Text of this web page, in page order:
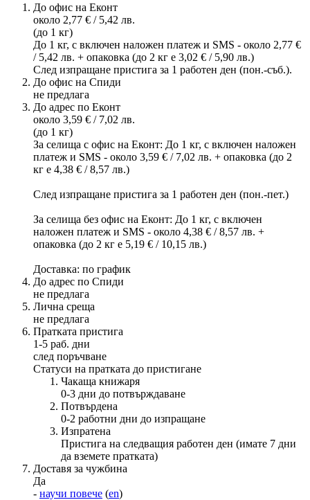
До офис на Еконт
около 2,77 € / 5,42 лв.
(до 1 кг)
До 1 кг, с включен наложен платеж и SMS - около 2,77 €
/ 5,42 лв. + опаковка (до 2 кг е 3,02 € / 5,90 лв.)
След изпращане пристига за 1 работен ден (пон.-съб.).
До офис на Спиди
не предлага
До адрес по Еконт
около 3,59 € / 7,02 лв.
(до 1 кг)
За селища с офис на Еконт: До 1 кг, с включен наложен
платеж и SMS - около 3,59 € / 7,02 лв. + опаковка (до 2
кг е 4,38 € / 8,57 лв.)
След изпращане пристига за 1 работен ден (пон.-пет.)
За селища без офис на Еконт: До 1 кг, с включен
наложен платеж и SMS - около 4,38 € / 8,57 лв. +
опаковка (до 2 кг е 5,19 € / 10,15 лв.)
Доставка: по график
До адрес по Спиди
не предлага
Лична среща
не предлага
Пратката пристига
1-5 раб. дни
след поръчване
Статуси на пратката до пристигане
Чакаща книжаря
0-3 дни до потвърждаване
Потвърдена
0-2 работни дни до изпращане
Изпратена
Пристига на следващия работен ден (имате 7 дни
да вземете пратката)
Доставя за чужбина
Да
- научи повече (en)